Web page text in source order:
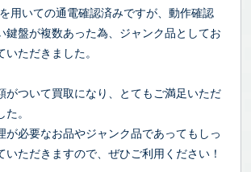
用いての通電確認済みですが、動作確認
鍵盤が複数あった為、ジャンク品としてお
ただきました。
がついて買取になり、とてもご満足いただ
。
が必要なお品やジャンク品であってもしっ
いただきますので、ぜひご利用ください！